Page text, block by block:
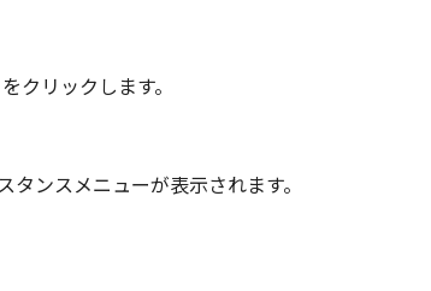
リックします。
ンスメニューが表示されます。